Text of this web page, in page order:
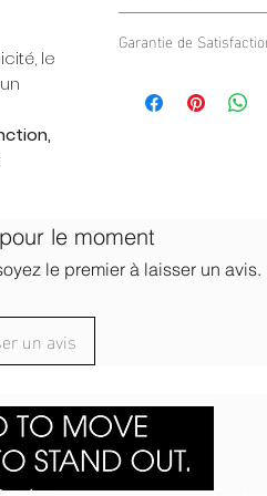
le
Sadoublure
procure une
même après un
compression.
Le bandeau reste en
Une sensation de
:
Montagne &
Voyages et usage
Garantie de
le confort de notre
le moment
le premier à laisser un avis.
un avis